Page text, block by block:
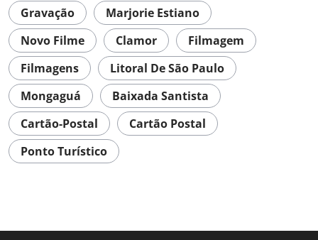
Gravação
Marjorie Estiano
Novo Filme
Clamor
Filmagem
Filmagens
Litoral De São Paulo
Mongaguá
Baixada Santista
Cartão-Postal
Cartão Postal
Ponto Turístico